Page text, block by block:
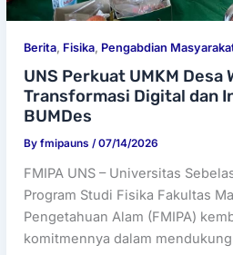
Berita, Fisika, Pengabdian
UNS Perkuat UMKM
Transformasi Digital dan
BUMDes
Byfmipauns/07/14/2026
FMIPA UNS – Universitas
Program Studi Fisika Fakultas
Pengetahuan Alam (FMIPA)
komitmennya dalam